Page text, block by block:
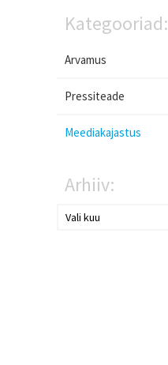
Kategooriad:
Arvamus
Pressiteade
Meediakajastus
Arhiiv: